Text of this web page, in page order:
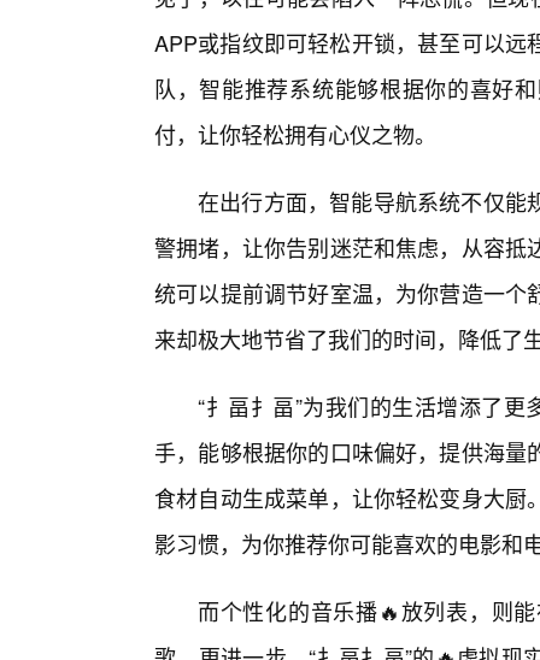
APP或指纹即可轻松开锁，甚至可以
队，智能推荐系统能够根据你的喜好
付，让你轻松拥有心仪之物。
在出行方面，智能导航系统不仅能
警拥堵，让你告别迷茫和焦虑，从容
统可以提前调节好室温，为你营造一
来却极大地节省了我们的时间，降低了
“扌畐扌畐”为我们的生活增添了
手，能够根据你的口味偏好，提供海
食材自动生成菜单，让你轻松变身大
影习惯，为你推荐你可能喜欢的电影和
而个性化的音乐播🔥放列表，则